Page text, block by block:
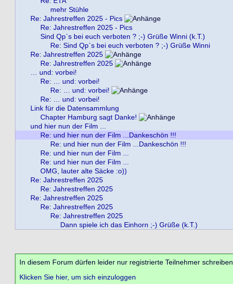
mehr Stühle
Re: Jahrestreffen 2025 - Pics
Re: Jahrestreffen 2025 - Pics
Sind Qp`s bei euch verboten ? ;-) Grüße Winni (k.T.)
Re: Sind Qp`s bei euch verboten ? ;-) Grüße Winni
Re: Jahrestreffen 2025
Re: Jahrestreffen 2025
… und: vorbei!
Re: … und: vorbei!
Re: … und: vorbei!
Re: … und: vorbei!
Link für die Datensammlung
Chapter Hamburg sagt Danke!
und hier nun der Film ...
Re: und hier nun der Film ...Dankeschön !!!
Re: und hier nun der Film ...Dankeschön !!!
Re: und hier nun der Film ...
Re: und hier nun der Film ...
OMG, lauter alte Säcke :o))
Re: Jahrestreffen 2025
Re: Jahrestreffen 2025
Re: Jahrestreffen 2025
Re: Jahrestreffen 2025
Re: Jahrestreffen 2025
Dann spiele ich das Einhorn ;-) Grüße (k.T.)
In diesem Forum dürfen leider nur registrierte Teilnehmer schreiben.
Klicken Sie hier, um sich einzuloggen